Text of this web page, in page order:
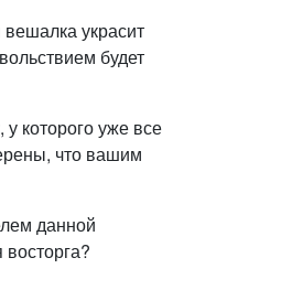
украсит
будет
которого уже все
что вашим
данной